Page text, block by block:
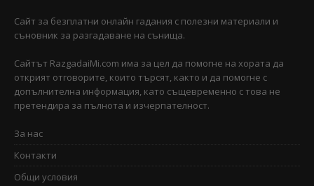
Сайт за безплатни онлайн гадания с полезни материали и
съновник за разгадаване на сънища.
Сайтът RazgadaiMi.com има за цел да помогне на хората да
открият отговорите, които търсят, както и да помогне с
допълнителна информация, като същевременно с това не
претендира за пълнота и изчерпателност.
За нас
Контакти
Общи условия